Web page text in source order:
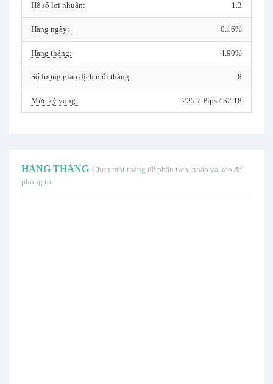
Hệ số lợi nhuận: 1.3
Hàng ngày: 0.16%
Hàng tháng: 4.90%
Số lượng giao dịch mỗi tháng 8
Mức kỳ vọng: 225.7 Pips / $2.18
HÀNG THÁNG Chọn một tháng để phân tích, nhấp và kéo để
phóng to